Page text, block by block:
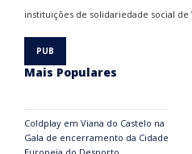
instituições de solidariedade social de
Mais Populares
Coldplay em Viana do Castelo na
Gala de encerramento da Cidade